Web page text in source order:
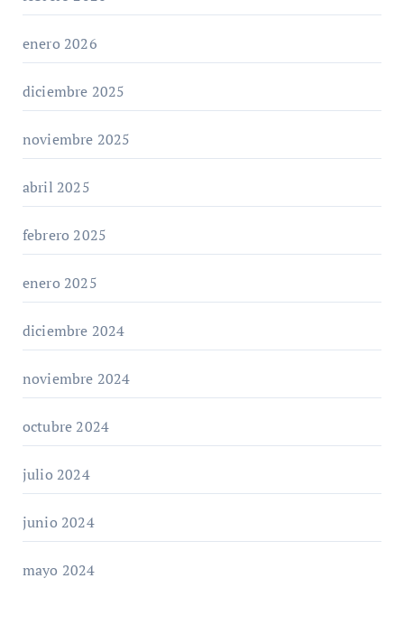
enero 2026
diciembre 2025
noviembre 2025
abril 2025
febrero 2025
enero 2025
diciembre 2024
noviembre 2024
octubre 2024
julio 2024
junio 2024
mayo 2024